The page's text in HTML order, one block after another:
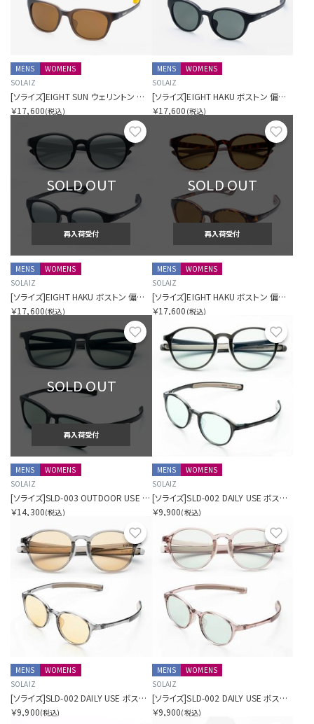
MENS
WOMENS
SOLAIZ
[ソライズ]EIGHT SUN ウェリントン 偏光モデル
￥17,600(税込)
MENS
WOMENS
SOLAIZ
[ソライズ]EIGHT HAKU ボストン 偏光モデル
￥17,600 (税込)
お気に入り
SOLD OUT
再入荷受付
MENS
WOMENS
SOLAIZ
[ソライズ]EIGHT HAKU ボストン 偏光モデル
￥17,600(税込)
SOLD OUT
再入荷受付
MENS
WOMENS
SOLAIZ
[ソライズ]EIGHT HAKU ボストン 偏光モデル
￥17,600 (税込)
お気に入り
SOLD OUT
再入荷受付
MENS
WOMENS
SOLAIZ
[ソライズ]SLD-003 OUTDOOR USE ウェリントン 偏光モデル
￥14,300(税込)
MENS
WOMENS
SOLAIZ
[ソライズ]SLD-002 DAILY USE ボストン
￥9,900(税込)
お気に入り
MENS
WOMENS
SOLAIZ
[ソライズ]SLD-002 DAILY USE ボストン
￥9,900(税込)
MENS
WOMENS
SOLAIZ
[ソライズ]SLD-002 DAILY USE ボストン
￥9,900(税込)